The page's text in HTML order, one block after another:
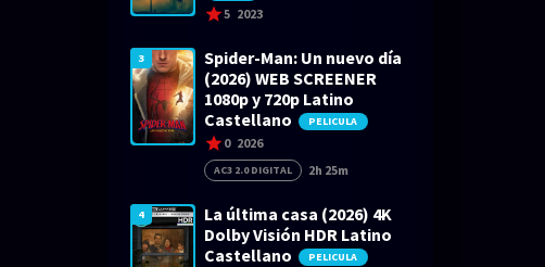
5 2023
3
Spider-Man: Un nuevo día
(2026) WEB SCREENER
1080p y 720p Latino
Castellano
PELICULA
0 2026
AC3 2.0 DIGITAL 2h 25m
4
La última casa (2026) 4K
Dolby Visión HDR Latino
Castellano
PELICULA